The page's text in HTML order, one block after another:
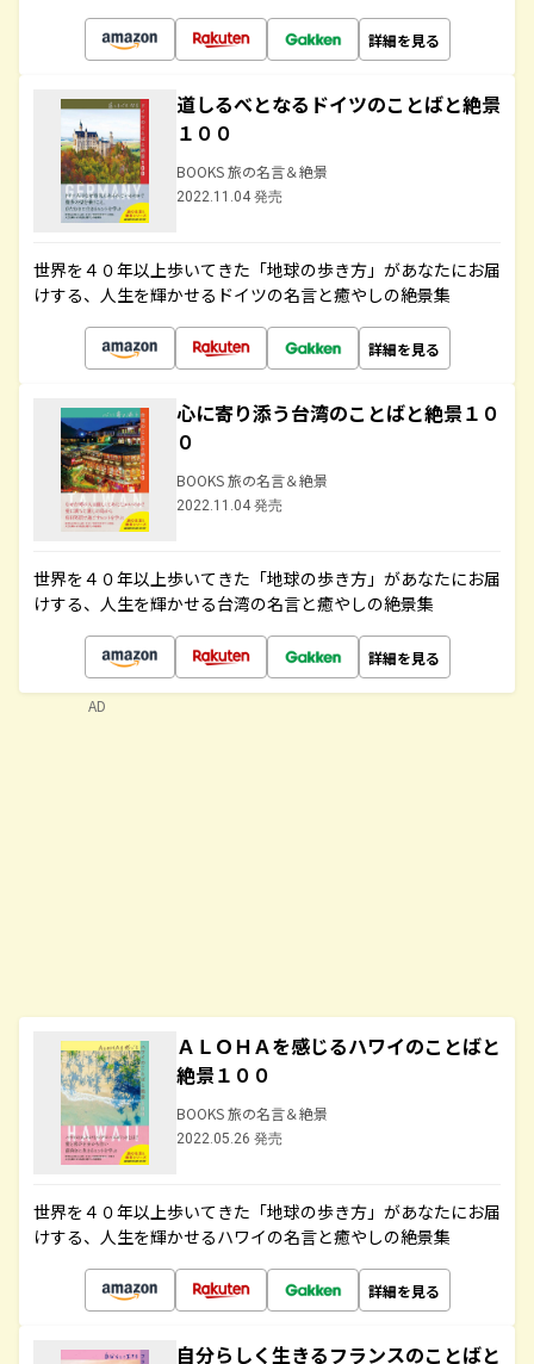
詳細を見る
道しるべとなるドイツのことばと絶景
１００
BOOKS 旅の名言＆絶景
2022.11.04 発売
世界を４０年以上歩いてきた「地球の歩き方」があなたにお届
けする、人生を輝かせるドイツの名言と癒やしの絶景集
詳細を見る
心に寄り添う台湾のことばと絶景１０
０
BOOKS 旅の名言＆絶景
2022.11.04 発売
世界を４０年以上歩いてきた「地球の歩き方」があなたにお届
けする、人生を輝かせる台湾の名言と癒やしの絶景集
詳細を見る
ＡＬＯＨＡを感じるハワイのことばと
絶景１００
BOOKS 旅の名言＆絶景
2022.05.26 発売
世界を４０年以上歩いてきた「地球の歩き方」があなたにお届
けする、人生を輝かせるハワイの名言と癒やしの絶景集
詳細を見る
自分らしく生きるフランスのことばと
AD